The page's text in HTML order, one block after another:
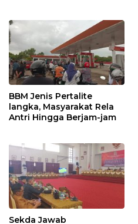
BBM Jenis Pertalite
langka, Masyarakat Rela
Antri Hingga Berjam-jam
Sekda Jawab